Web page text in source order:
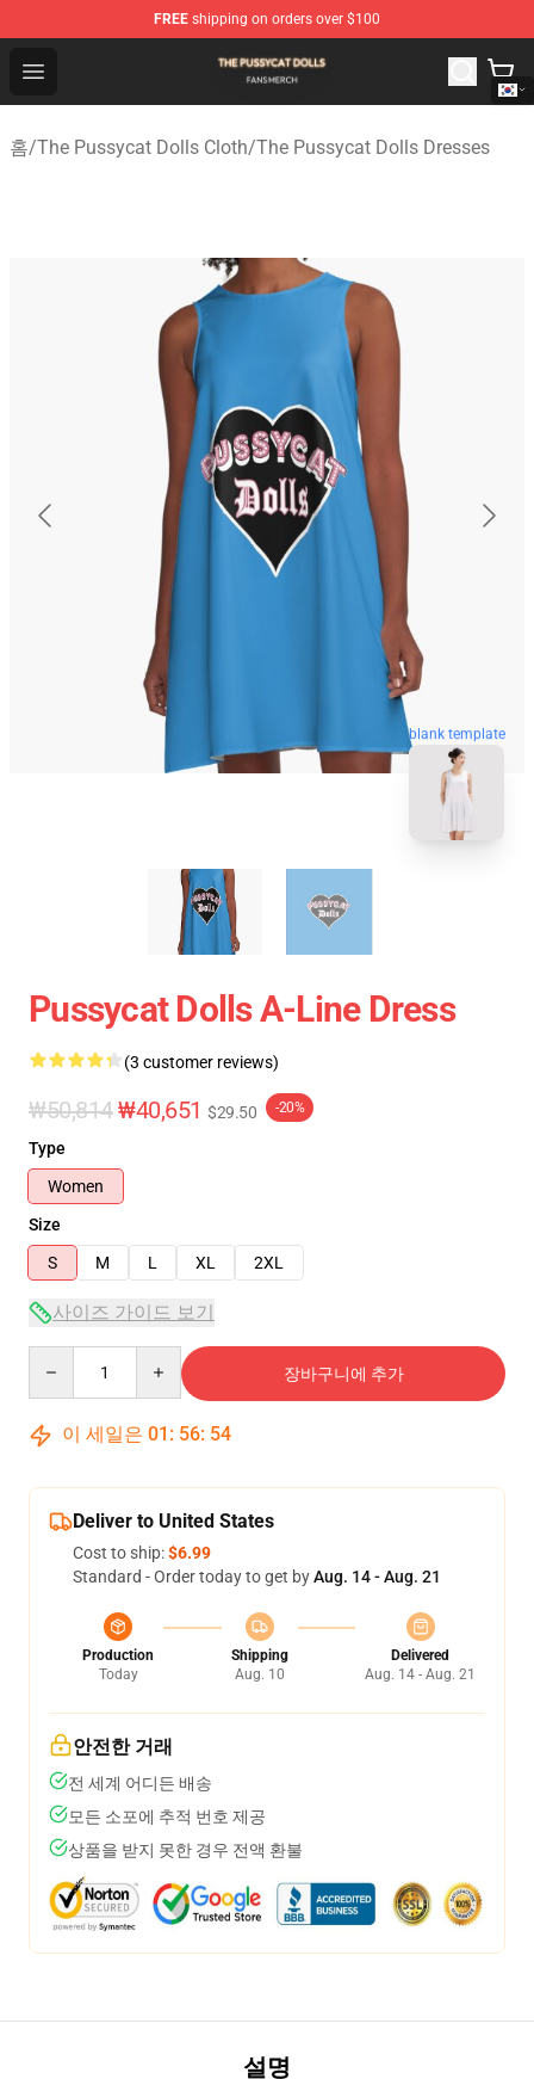
FREE shipping on orders over $100
Open menu
The Pussycat Dolls Shop - Official The Pussycat Dolls
홈/The Pussycat Dolls Cloth/The Pussycat Dolls Dresses
blank template
Pussycat Dolls A-Line Dress
(3 customer reviews)
₩50,814₩40,651 $29.50 -20%
Type
Women
Size
S
M L XL 2XL
사이즈 가이드 보기
장바구니에 추가
이 세일은 01 : 56: 53
Deliver to United States
Cost to ship:$6.99
Standard - Order today to get byAug. 14 - Aug. 21
Production
Today
Shipping
Aug. 10
Delivered
Aug. 14 - Aug. 21
안전한 거래
전 세계 어디든 배송
모든 소포에 추적 번호 제공
상품을 받지 못한 경우 전액 환불
설명